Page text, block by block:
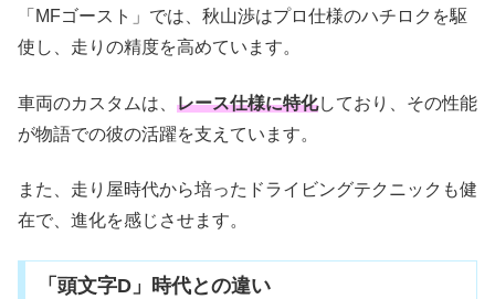
「MFゴースト」では、秋山渉はプロ仕様のハチロクを駆
使し、走りの精度を高めています。
車両のカスタムは、 レース仕様に特化しており、その性能
が物語での彼の活躍を支えています。
また、走り屋時代から培ったドライビングテクニックも健
在で、進化を感じさせます。
「頭文字D」時代との違い